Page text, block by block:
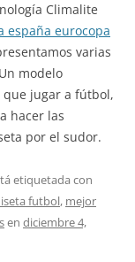
Climalite
españa eurocopa
varias
modelo
que jugar a fútbol,
hacer las
por el sudor.
etiquetada con
futbol, mejor
en diciembre 4,